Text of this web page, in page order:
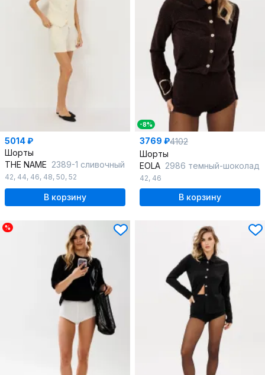
5014 ₽
Шорты
THE NAME 2389-1 сливочный
42, 44, 46, 48, 50, 52
В корзину
-8%
3769 ₽4102
Шорты
EOLA 2986 темный-шоколад
42, 46
В корзину
%